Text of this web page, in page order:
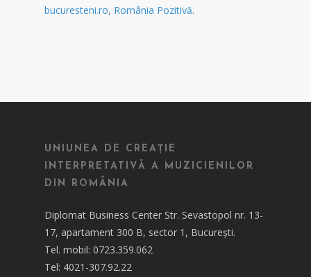
bucuresteni.ro, România Pozitivă.
UNIUNEA DE CREAȚIE
INTERPRETATIVĂ A MUZICIENILOR
DIN ROMÂNIA
Diplomat Business Center Str. Sevastopol nr. 13-
17, apartament 300 B, sector 1, București.
Tel. mobil: 0723.359.062
Tel: 4021-307.92.22